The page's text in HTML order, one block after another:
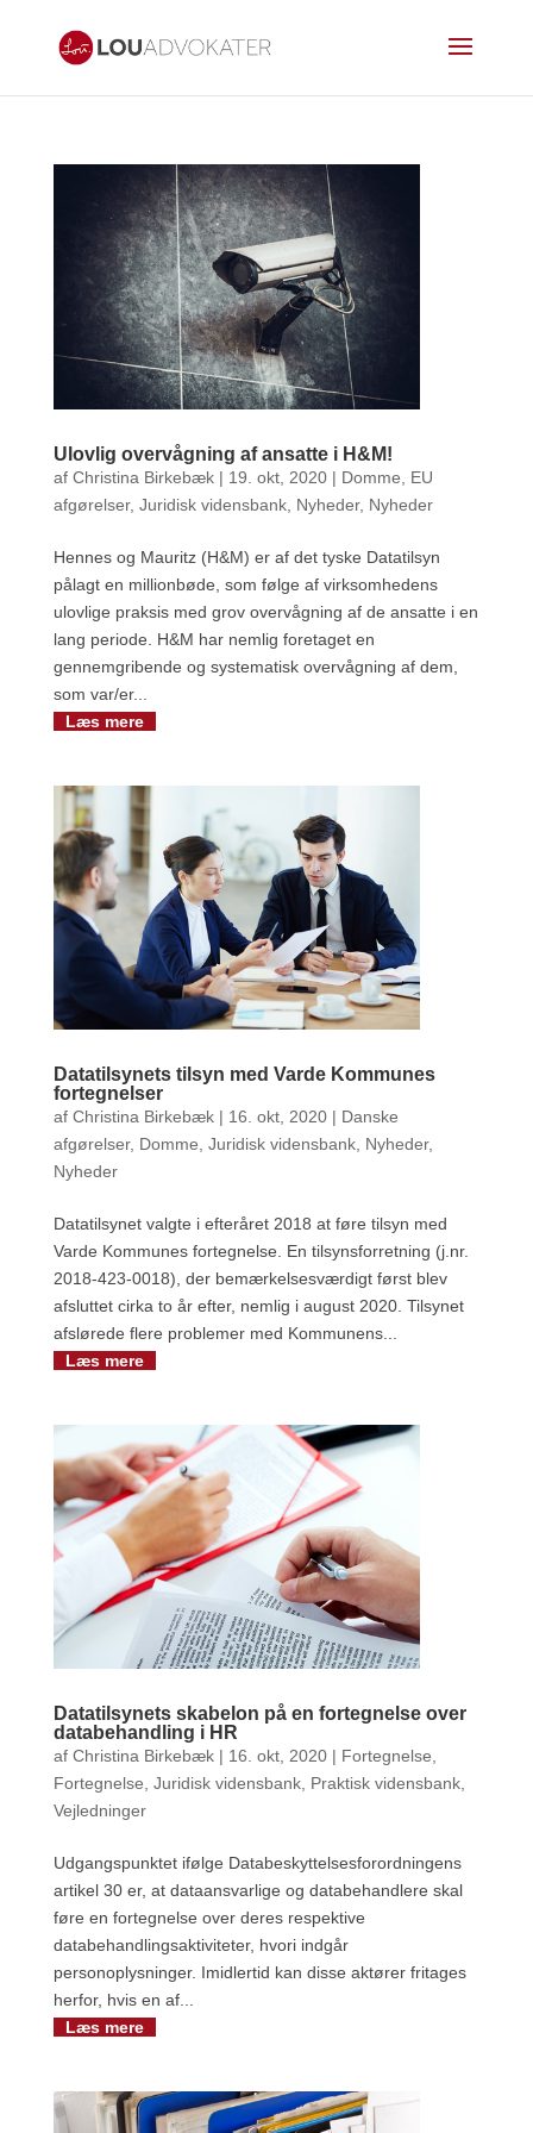
Ulovlig overvågning af ansatte i H&M!
af Christina Birkebæk| 19. okt, 2020| Domme
EU
afgørelser, Juridisk vidensbank, Nyheder, Nyheder
Hennes og Mauritz (H&M) er af det tyske Datatilsyn
pålagt en millionbøde, som følge af virksomhedens
ulovlige praksis med grov overvågning af de ansatte i en
lang periode. H&M har nemlig foretaget en
gennemgribende og systematisk overvågning af dem,
som var/er...
Læs mere
Datatilsynets tilsyn med Varde Kommunes
fortegnelser
af Christina Birkebæk| 16. okt, 2020| Danske
afgørelser, Domme Juridisk vidensbank, Nyheder,
Nyheder
Datatilsynet valgte i efteråret 2018 at føre tilsyn med
Varde Kommunes fortegnelse. En tilsynsforretning (j.nr.
2018-423-0018), der bemærkelsesværdigt først blev
afsluttet cirka to år efter, nemlig i august 2020. Tilsynet
afslørede flere problemer med Kommunens...
Læs mere
Datatilsynets skabelon på en fortegnelse over
databehandling i HR
af Christina Birkebæk| 16. okt, 2020| Fortegnelse
Fortegnelse Juridisk vidensbank, Praktisk vidensbank,
Vejledninger
Udgangspunktet ifølge Databeskyttelsesforordningens
artikel 30 er, at dataansvarlige og databehandlere skal
føre en fortegnelse over deres respektive
databehandlingsaktiviteter, hvori indgår
personoplysninger. Imidlertid kan disse aktører fritages
herfor, hvis en af...
Læs mere